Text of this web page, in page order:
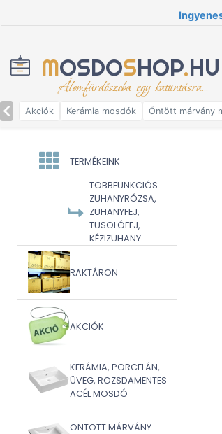
MOSDOSHOP.HU
Álomfürdőszoba egy kattintásra...
Akciók Kerámia mosdók Öntött márvány
TERMÉKEINK
TÖBBFUNKCIÓS
ZUHANYRÓZSA,
ZUHANYFEJ,
TUSOLÓFEJ,
KÉZIZUHANY
RAKTÁRON
AKCIÓK
KERÁMIA, PORCELÁN,
ÜVEG, ROZSDAMENTES
ACÉL MOSDÓ
ÖNTÖTT MÁRVÁNY